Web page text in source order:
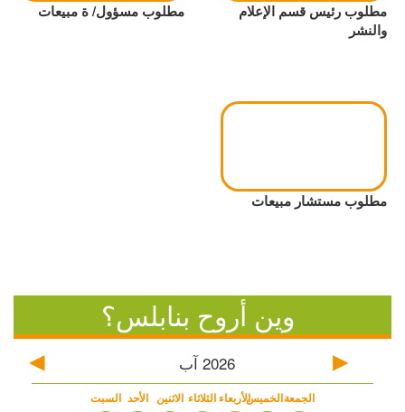
مطلوب رئيس قسم الإعلام
والنشر
مطلوب مسؤول/ ة مبيعات
مطلوب مستشار مبيعات
وين أروح بنابلس؟
2026 آب
السبت الأحد الاثنين الثلاثاء الأربعاءالخميسالجمعة